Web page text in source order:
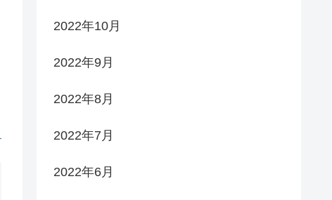
2022年10月
2022年9月
2022年8月
2022年7月
2022年6月